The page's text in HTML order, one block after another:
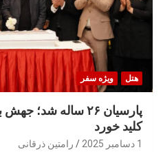
هتل ویژه سفر
پارسیان ۲۶ ساله
کلید خورد
1 دسامبر 2025 رامتین ذرقانی